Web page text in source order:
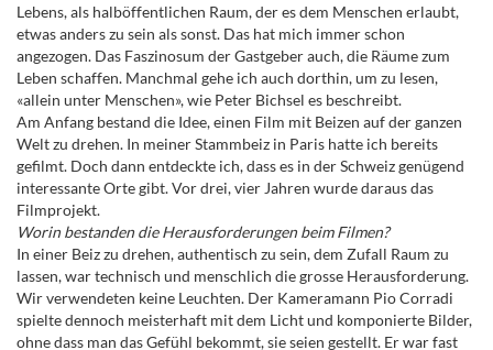
Lebens, als halböffentlichen Raum, der es dem Menschen erlaubt,
etwas anders zu sein als sonst. Das hat mich immer schon
angezogen. Das Faszinosum der Gastgeber auch, die Räume zum
Leben schaffen. Manchmal gehe ich auch dorthin, um zu lesen,
«allein unter Menschen», wie Peter Bichsel es beschreibt.
Am Anfang bestand die Idee, einen Film mit Beizen auf der ganzen
Welt zu drehen. In meiner Stammbeiz in Paris hatte ich bereits
gefilmt. Doch dann entdeckte ich, dass es in der Schweiz genügend
interessante Orte gibt. Vor drei, vier Jahren wurde daraus das
Filmprojekt.
Worin bestanden die Herausforderungen beim Filmen?
In einer Beiz zu drehen, authentisch zu sein, dem Zufall Raum zu
lassen, war technisch und menschlich die grosse Herausforderung.
Wir verwendeten keine Leuchten. Der Kameramann Pio Corradi
spielte dennoch meisterhaft mit dem Licht und komponierte Bilder,
ohne dass man das Gefühl bekommt, sie seien gestellt. Er war fast